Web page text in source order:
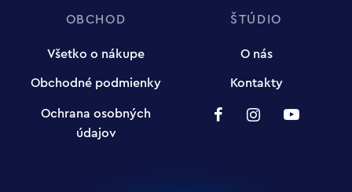
OBCHOD
Všetko o nákupe
Obchodné podmienky
Ochrana osobných
údajov
ŠTÚDIO
O nás
Kontakty